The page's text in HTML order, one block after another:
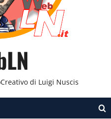
di Luigi Nuscis